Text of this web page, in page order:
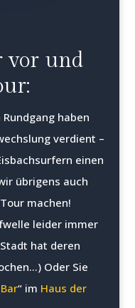
vor und
haben
verdient –
einen
übrigens auch
machen!
leider immer
hat deren
Oder Sie
“ im Haus der